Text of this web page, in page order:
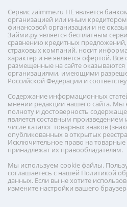
Сервис zaimme.ru НЕ является
организацией или иным
финансовой организации и не
Займи.ру является бесплатным
сравнению кредитных
страховых компаний, носит
характер и не является офертой.
размещенные на сайте
организациями, имеющими
Российской Федерации и
Содержание информационных
мнении редакции нашего сайта. Мы
полноту и достоверность
является составным произведением
числе каталог товарных знаков
опубликованных в открытых
Исключительное право на
принадлежат их правообладателям.
Мы используем cookie файлы.
соглашаетесь с нашей Политикой
данных. Если вы не хотите
измените настройки вашего